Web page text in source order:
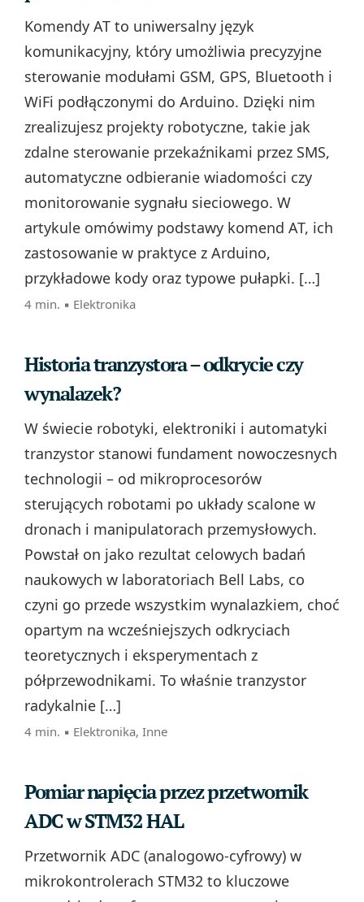
Komendy AT to uniwersalny język
komunikacyjny, który umożliwia precyzyjne
sterowanie modułami GSM, GPS, Bluetooth i
WiFi podłączonymi do Arduino. Dzięki nim
zrealizujesz projekty robotyczne, takie jak
zdalne sterowanie przekaźnikami przez SMS,
automatyczne odbieranie wiadomości czy
monitorowanie sygnału sieciowego. W
artykule omówimy podstawy komend AT, ich
zastosowanie w praktyce z Arduino,
przykładowe kody oraz typowe pułapki. […]
4 min. ▪ Elektronika
Historia tranzystora – odkrycie czy
wynalazek?
W świecie robotyki, elektroniki i automatyki
tranzystor stanowi fundament nowoczesnych
technologii – od mikroprocesorów
sterujących robotami po układy scalone w
dronach i manipulatorach przemysłowych.
Powstał on jako rezultat celowych badań
naukowych w laboratoriach Bell Labs, co
czyni go przede wszystkim wynalazkiem, choć
opartym na wcześniejszych odkryciach
teoretycznych i eksperymentach z
półprzewodnikami. To właśnie tranzystor
radykalnie […]
4 min. ▪ Elektronika, Inne
Pomiar napięcia przez przetwornik
ADC w STM32 HAL
Przetwornik ADC (analogowo-cyfrowy) w
mikrokontrolerach STM32 to kluczowe